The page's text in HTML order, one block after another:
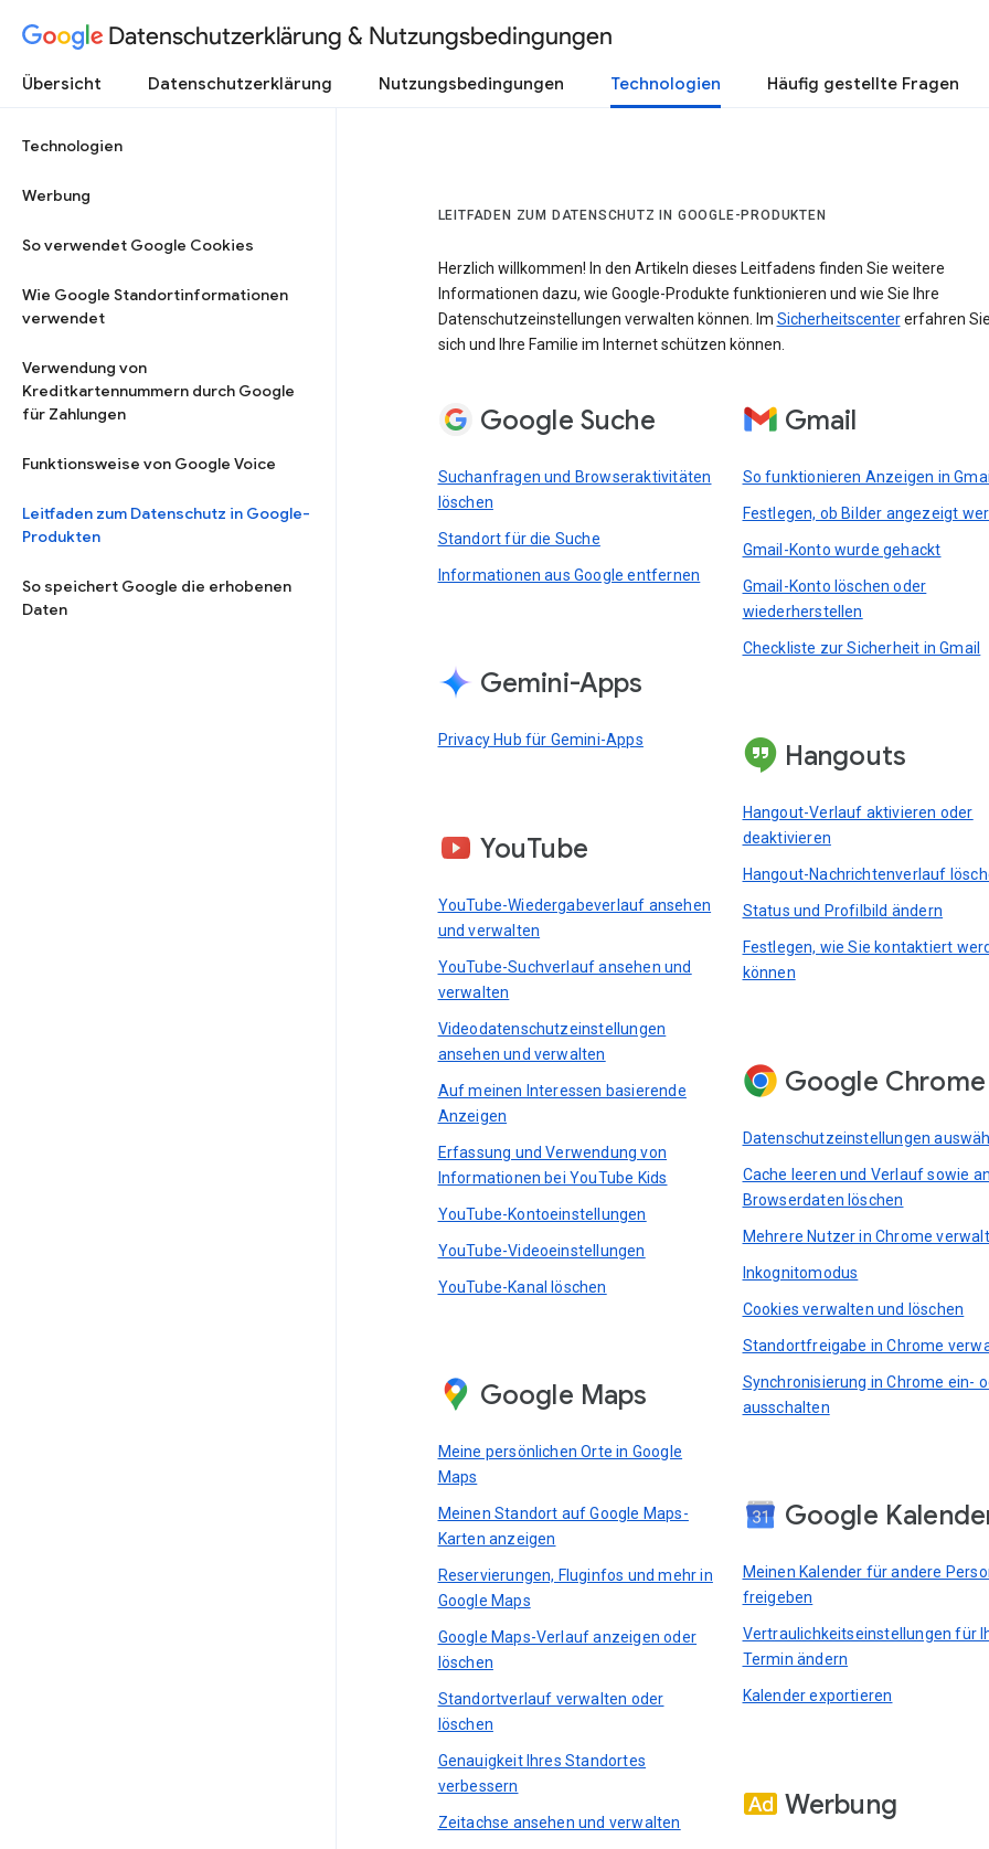
Datenschutzerklärung & Nutzungsbedingungen
Übersicht Datenschutzerklärung Nutzungsbedingungen Technologien Häufig gestellte Fragen
Technologien
Werbung
So verwendet Google Cookies
Wie Google Standortinformationen
verwendet
Verwendung von
Kreditkartennummern durch Google
für Zahlungen
Funktionsweise von Google Voice
Leitfaden zum Datenschutz in Google-
Produkten
So speichert Google die erhobenen
Daten
LEITFADEN ZUM DATENSCHUTZ IN GOOGLE-PRODUKTEN
Herzlich willkommen! In den Artikeln dieses Leitfadens finden Sie weitere
Informationen dazu, wie Google-Produkte funktionieren und wie Sie Ihre
Datenschutzeinstellungen verwalten können. Im Sicherheitscentererfahren
sich und Ihre Familie im Internet schützen können.
Google Suche
Suchanfragen und Browseraktivitäten
löschen
Standort für die Suche
Informationen aus Google entfernen
Gemini-Apps
Privacy Hub für Gemini-Apps
YouTube
YouTube-Wiedergabeverlauf ansehen
und verwalten
YouTube-Suchverlauf ansehen und
verwalten
Videodatenschutzeinstellungen
ansehen und verwalten
Auf meinen Interessen basierende
Anzeigen
Erfassung und Verwendung von
Informationen bei YouTube Kids
YouTube-Kontoeinstellungen
YouTube-Videoeinstellungen
YouTube-Kanal löschen
Google Maps
Meine persönlichen Orte in Google
Maps
Meinen Standort auf Google Maps-
Karten anzeigen
Reservierungen, Fluginfos und mehr in
Google Maps
Google Maps-Verlauf anzeigen oder
löschen
Standortverlauf verwalten oder
löschen
Genauigkeit Ihres Standortes
verbessern
Zeitachse ansehen und verwalten
Gmail
So funktionieren Anzeigen in Gmail
Festlegen, ob Bilder angezeigt
Gmail-Konto wurde gehackt
Gmail-Konto löschen oder
wiederherstellen
Checkliste zur Sicherheit in Gmail
Hangouts
Hangout-Verlauf aktivieren oder
deaktivieren
Hangout-Nachrichtenverlauf
Status und Profilbild ändern
Festlegen, wie Sie kontaktiert
können
Google Chrome
Datenschutzeinstellungen
Cache leeren und Verlauf sowie
Browserdaten löschen
Mehrere Nutzer in Chrome
Inkognitomodus
Cookies verwalten und löschen
Standortfreigabe in Chrome
Synchronisierung in Chrome ein-
ausschalten
Google
Meinen Kalender für andere
freigeben
Vertraulichkeitseinstellungen für
Termin ändern
Kalender exportieren
Werbung